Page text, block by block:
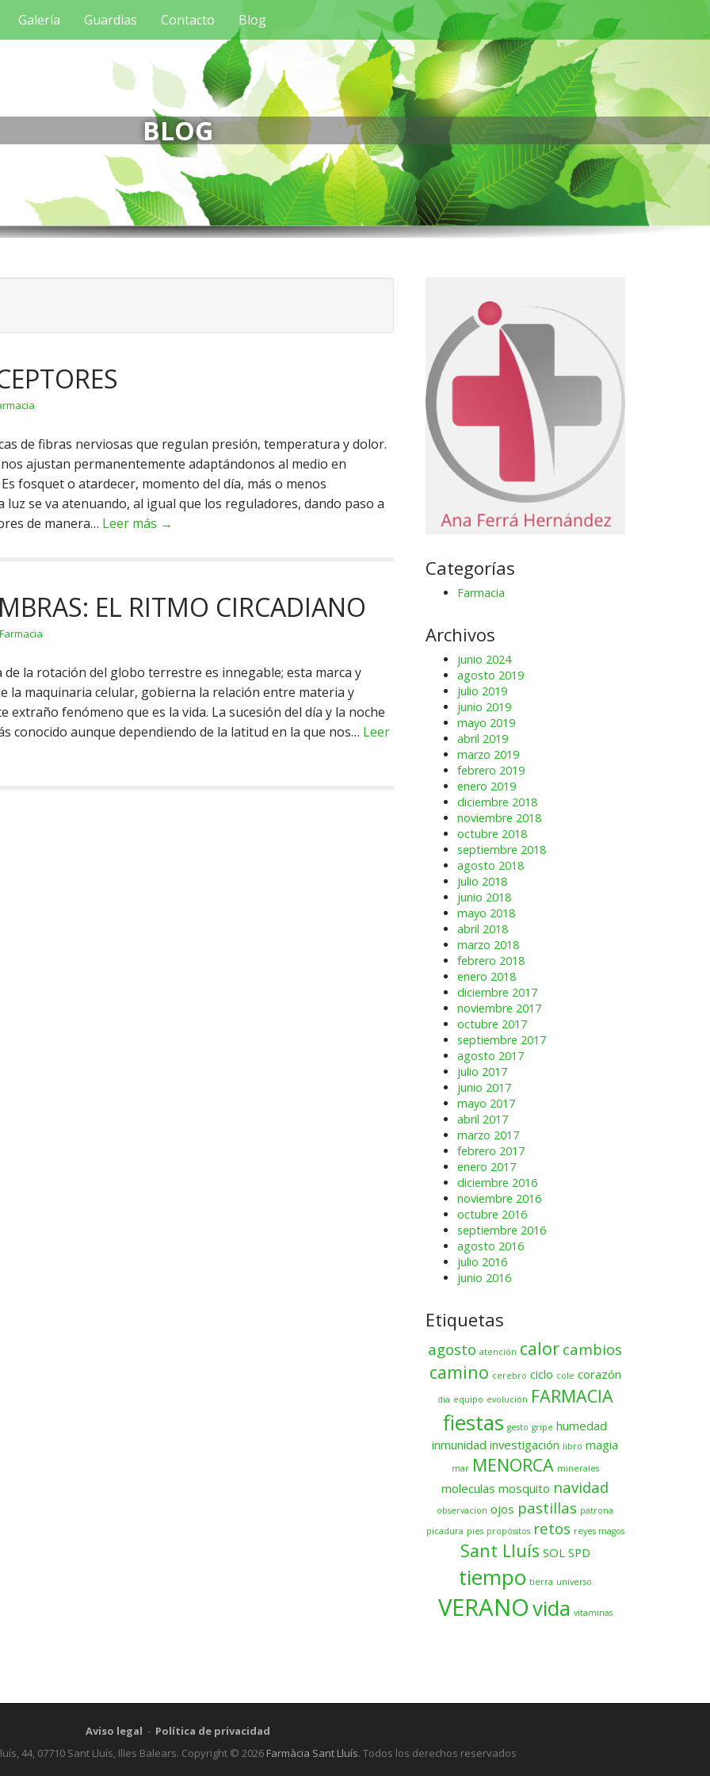
Galería Guardias Contacto Blog
BLOG
de fibras nerviosas que regulan presión, temperatura y dolor.
ajustan permanentemente adaptándonos al medio en
fosquet o atardecer, momento del día, más o menos
luz se va atenuando, al igual que los reguladores, dando paso a
de manera… Leer más →
EL RITMO CIRCADIANO
Farmacia
de la rotación del globo terrestre es innegable; esta marca y
la maquinaria celular, gobierna la relación entre materia y
extraño fenómeno que es la vida. La sucesión del día y la noche
conocido aunque dependiendo de la latitud en la que nos… Leer
Categorías
Farmacia
Archivos
junio 2024
agosto 2019
julio 2019
junio 2019
mayo 2019
abril 2019
marzo 2019
febrero 2019
enero 2019
diciembre 2018
noviembre 2018
octubre 2018
septiembre 2018
agosto 2018
julio 2018
junio 2018
mayo 2018
abril 2018
marzo 2018
febrero 2018
enero 2018
diciembre 2017
noviembre 2017
octubre 2017
septiembre 2017
agosto 2017
julio 2017
junio 2017
mayo 2017
abril 2017
marzo 2017
febrero 2017
enero 2017
diciembre 2016
noviembre 2016
octubre 2016
septiembre 2016
agosto 2016
julio 2016
junio 2016
Etiquetas
agosto atención calor cambios
camino cerebro ciclo cole corazón
dia equipo evolución FARMACIA
fiestas gesto gripe humedad
inmunidad investigación libro magia
mar MENORCA minerales
moleculas mosquito navidad
observacion ojos pastillas patrona
picadura pies propósitos retos reyes magos
Sant Lluís SOL SPD
tiempo tierra universo
VERANOvida vitaminas
Aviso legal - Política de privacidad
44, 07710 Sant Lluís, Illes Balears. Copyright © 2026 Farmàcia Sant Lluís. Todos los derechos reservados